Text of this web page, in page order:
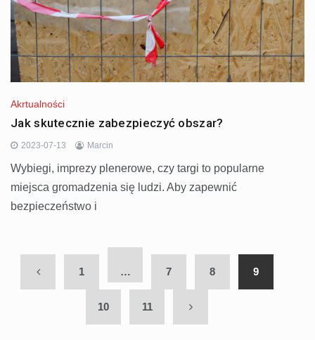
Akrtualności
Jak skutecznie zabezpieczyć obszar?
2023-07-13 Marcin
Wybiegi, imprezy plenerowe, czy targi to popularne
miejsca gromadzenia się ludzi. Aby zapewnić
bezpieczeństwo i
1 … 7 8 9
10 11